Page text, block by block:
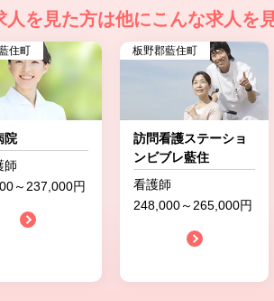
人を見た方は他にこんな求人を
住町
院
師
～237,000円
板野郡藍住町
訪問看護ステーショ
ンビブレ藍住
看護師
248,000～265,000円